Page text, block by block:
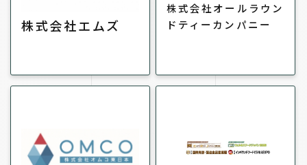
株式会社エムズ
株式会社オールラウン
ドティーカンパニー